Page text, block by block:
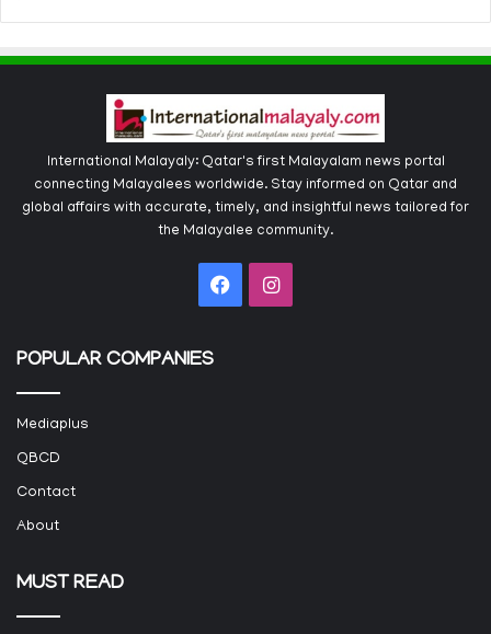
International Malayaly: Qatar's first Malayalam news portal
connecting Malayalees worldwide. Stay informed on Qatar and
global affairs with accurate, timely, and insightful news tailored for
the Malayalee community.
FacebookInstagram
POPULAR COMPANIES
Mediaplus
QBCD
Contact
About
MUST READ